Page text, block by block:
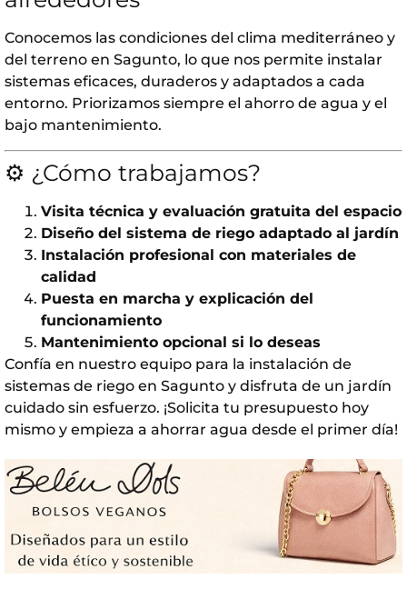
Conocemos las condiciones del clima mediterráneo y
del terreno en Sagunto, lo que nos permite instalar
sistemas eficaces, duraderos y adaptados a cada
entorno. Priorizamos siempre el ahorro de agua y el
bajo mantenimiento.
⚙️ ¿Cómo trabajamos?
Visita técnica y evaluación gratuita del espacio
Diseño del sistema de riego adaptado al jardín
Instalación profesional con materiales de
calidad
Puesta en marcha y explicación del
funcionamiento
Mantenimiento opcional si lo deseas
Confía en nuestro equipo para la instalación de
sistemas de riego en Sagunto y disfruta de un jardín
cuidado sin esfuerzo. ¡Solicita tu presupuesto hoy
mismo y empieza a ahorrar agua desde el primer día!